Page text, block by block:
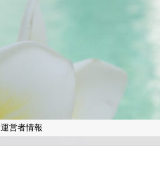
運営者情報